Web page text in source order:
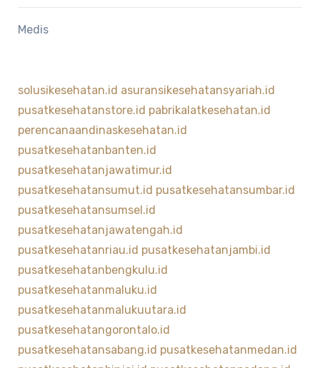
Medis
solusikesehatan.id asuransikesehatansyariah.id
pusatkesehatanstore.id pabrikalatkesehatan.id
perencanaandinaskesehatan.id
pusatkesehatanbanten.id
pusatkesehatanjawatimur.id
pusatkesehatansumut.id pusatkesehatansumbar.id
pusatkesehatansumsel.id
pusatkesehatanjawatengah.id
pusatkesehatanriau.id pusatkesehatanjambi.id
pusatkesehatanbengkulu.id
pusatkesehatanmaluku.id
pusatkesehatanmalukuutara.id
pusatkesehatangorontalo.id
pusatkesehatansabang.id pusatkesehatanmedan.id